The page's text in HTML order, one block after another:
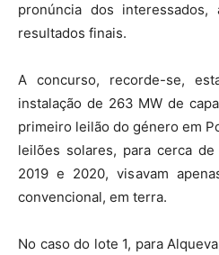
pronúncia dos
resultados finais.
A concurso, recorde-se,
instalação de 263 MW de
primeiro leilão do género em
leilões solares, para cerca
2019 e 2020, visavam
convencional, em terra.
No caso do lote 1, para